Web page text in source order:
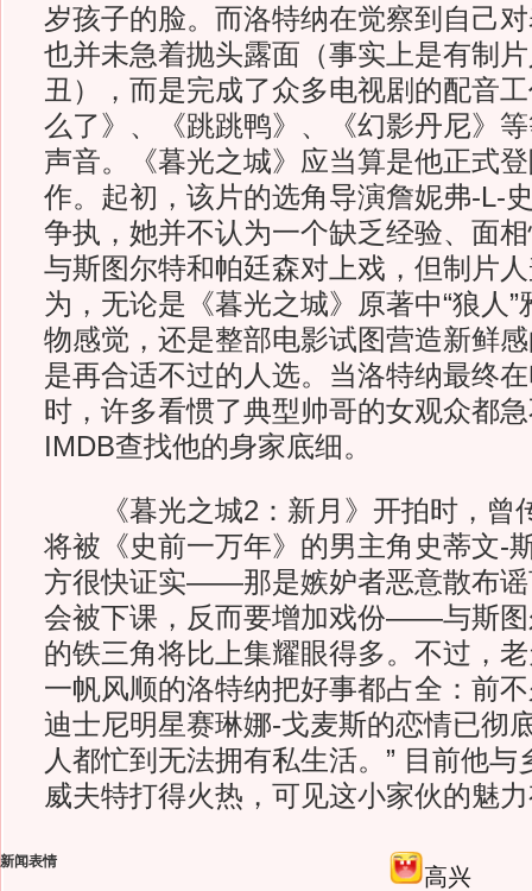
岁孩子的脸。而洛特纳在觉察到自己
也并未急着抛头露面（事实上是有制
丑），而是完成了众多电视剧的配音
么了》、《跳跳鸭》、《幻影丹尼》
声音。《暮光之城》应当算是他正式
作。起初，该片的选角导演詹妮弗-L-
争执，她并不认为一个缺乏经验、面
与斯图尔特和帕廷森对上戏，但制片
为，无论是《暮光之城》原著中“狼人
物感觉，还是整部电影试图营造新鲜
是再合适不过的人选。当洛特纳最终
时，许多看惯了典型帅哥的女观众都
IMDB查找他的身家底细。
《暮光之城2：新月》开拍时，曾
将被《史前一万年》的男主角史蒂文-
方很快证实——那是嫉妒者恶意散布谣
会被下课，反而要增加戏份——与斯图
的铁三角将比上集耀眼得多。不过，
一帆风顺的洛特纳把好事都占全：前
迪士尼明星赛琳娜-戈麦斯的恋情已彻
人都忙到无法拥有私生活。” 目前他
威夫特打得火热，可见这小家伙的魅
新闻表情
高兴